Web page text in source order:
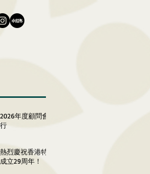
年度顧問會
烈慶祝香港特
立29周年！